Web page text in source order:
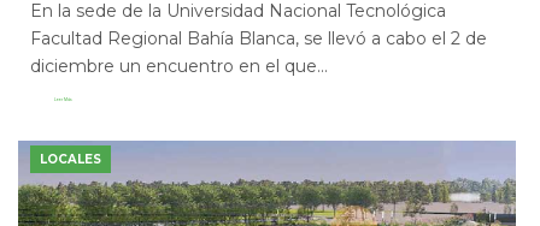
En la sede de la Universidad Nacional Tecnológica
Facultad Regional Bahía Blanca, se llevó a cabo el 2 de
diciembre un encuentro en el que...
Leer Más
LOCALES